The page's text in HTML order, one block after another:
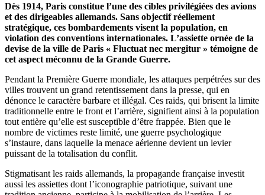
Dès 1914, Paris constitue l’une des cibles privilégiées des avions
et des dirigeables allemands. Sans objectif réellement
stratégique, ces bombardements visent la population, en
violation des conventions internationales. L’assiette ornée de la
devise de la ville de Paris « Fluctuat nec mergitur » témoigne de
cet aspect méconnu de la Grande Guerre.
Pendant la Première Guerre mondiale, les attaques perpétrées sur des
villes trouvent un grand retentissement dans la presse, qui en
dénonce le caractère barbare et illégal. Ces raids, qui brisent la limite
traditionnelle entre le front et l’arrière, signifient ainsi à la population
tout entière qu’elle est susceptible d’être frappée. Bien que le
nombre de victimes reste limité, une guerre psychologique
s’instaure, dans laquelle la menace aérienne devient un levier
puissant de la totalisation du conflit.
Stigmatisant les raids allemands, la propagande française investit
aussi les assiettes dont l’iconographie patriotique, suivant une